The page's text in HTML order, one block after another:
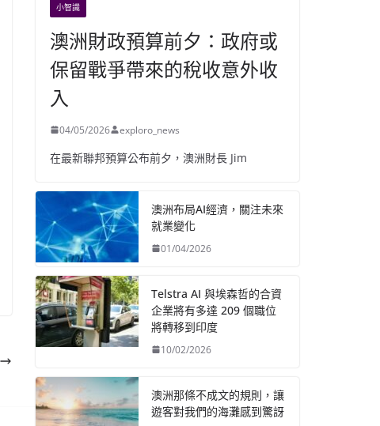
小智識
澳洲財政預算前夕：政府或
保留戰爭帶來的稅收意外收
入
04/05/2026 exploro_news
在最新聯邦預算公布前夕，澳洲財長 Jim
澳洲布局AI經濟，關注未來
就業變化
01/04/2026
Telstra AI 與埃森哲的合資
企業將有多達 209 個職位
將轉移到印度
10/02/2026
澳洲那條不成文的規則，讓
遊客對我們的海灘感到驚訝